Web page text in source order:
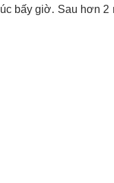
bấy giờ. Sau hơn